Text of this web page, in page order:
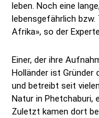
leben. Noch eine
lebensgefährlich bzw.
Afrika», so der
Einer, der ihre
Holländer ist Gründer
und betreibt seit
Natur in Phetchaburi,
Zuletzt kamen dort